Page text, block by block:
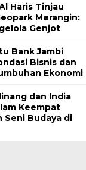
Haris Tinjau
Merangin:
Genjot
Bank Jambi
Bisnis dan
Ekonomi
dan India
Keempat
Seni Budaya di